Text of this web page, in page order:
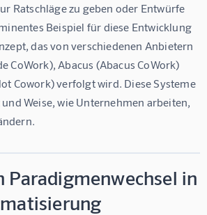
Ratschläge zu geben oder Entwürfe
Beispiel für diese Entwicklung
das von verschiedenen Anbietern
CoWork), Abacus (Abacus CoWork)
Cowork) verfolgt wird. Diese Systeme
Weise, wie Unternehmen arbeiten,
Paradigmenwechsel in